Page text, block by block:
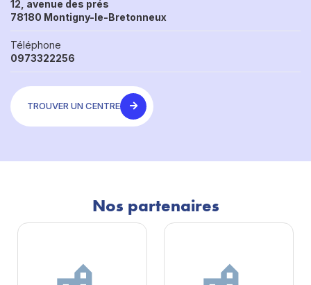
12, avenue des prés
78180 Montigny-le-Bretonneux
Téléphone
0973322256
TROUVER UN CENTRE
Nos partenaires